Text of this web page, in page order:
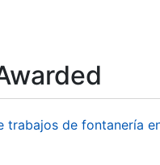
de fontanería